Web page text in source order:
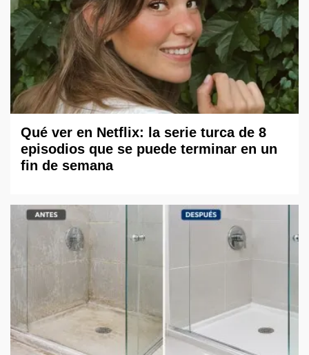
Qué ver en Netflix: la serie turca de 8
episodios que se puede terminar en un
fin de semana